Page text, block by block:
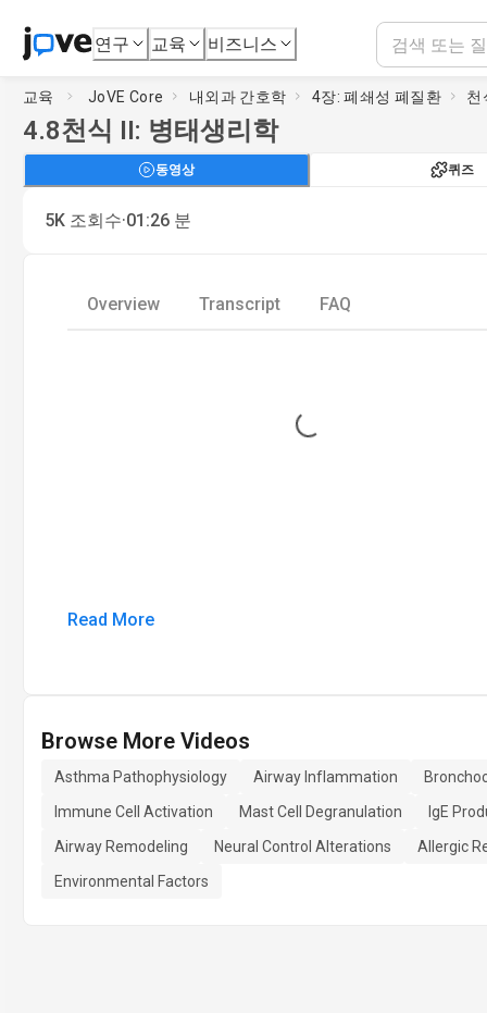
연구 교육 비즈니스
교육 JoVE Core 내외과 간호학 4장: 폐쇄성 폐질환 천
4.8천식 II: 병태생리학
동영상 퀴즈
5K 조회수·01:26 분
Overview Transcript FAQ
Loading...
Read More
Browse More Videos
Asthma Pathophysiology Airway Inflammation
Immune Cell Activation
Mast Cell Degranulation
IgE
Airway Remodeling
Neural Control Alterations
Allergic
Environmental Factors